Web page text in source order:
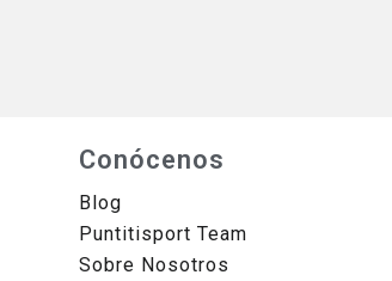
Conócenos
Blog
Puntitisport Team
Sobre Nosotros